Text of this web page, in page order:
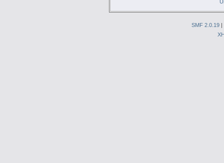
SMF 2.0.19